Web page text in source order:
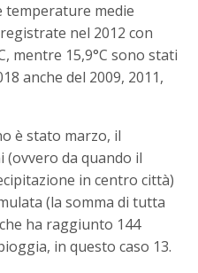
temperature medie
nel 2012 con
mentre 15,9°C sono stati
anche del 2009, 2011,
è stato marzo, il
(ovvero da quando il
in centro città)
(la somma di tutta
ha raggiunto 144
in questo caso 13.